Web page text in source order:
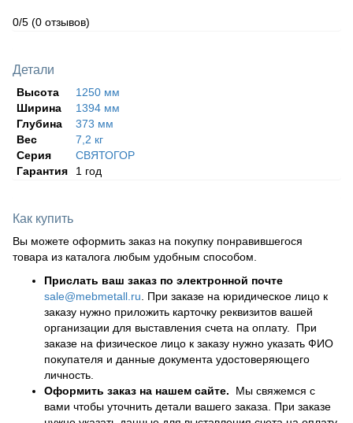
0/5 (0 отзывов)
Детали
Высота
1250 мм
Ширина
1394 мм
Глубина
373 мм
Вес
7,2 кг
Серия
СВЯТОГОР
Гарантия
1 год
Как купить
Вы можете оформить заказ на покупку понравившегося
товара из каталога любым удобным способом.
Прислать ваш заказ по электронной почте
sale@mebmetall.ru . При заказе на юридическое лицо к
заказу нужно приложить карточку реквизитов вашей
организации для выставления счета на оплату. При
заказе на физическое лицо к заказу нужно указать ФИО
покупателя и данные документа удостоверяющего
личность.
Оформить заказ на нашем сайте. Мы свяжемся с
вами чтобы уточнить детали вашего заказа. При заказе